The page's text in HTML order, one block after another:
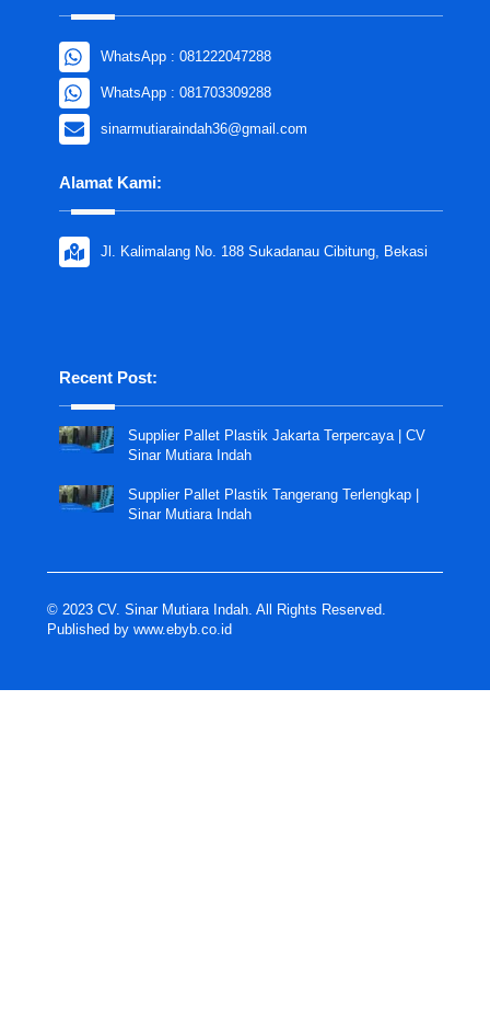
WhatsApp : 081222047288
WhatsApp : 081703309288
sinarmutiaraindah36@gmail.com
Alamat Kami:
Jl. Kalimalang No. 188 Sukadanau Cibitung, Bekasi
Recent Post:
Supplier Pallet Plastik Jakarta Terpercaya | CV
Sinar Mutiara Indah
Supplier Pallet Plastik Tangerang Terlengkap |
Sinar Mutiara Indah
© 2023 CV. Sinar Mutiara Indah. All Rights Reserved.
Published by www.ebyb.co.id